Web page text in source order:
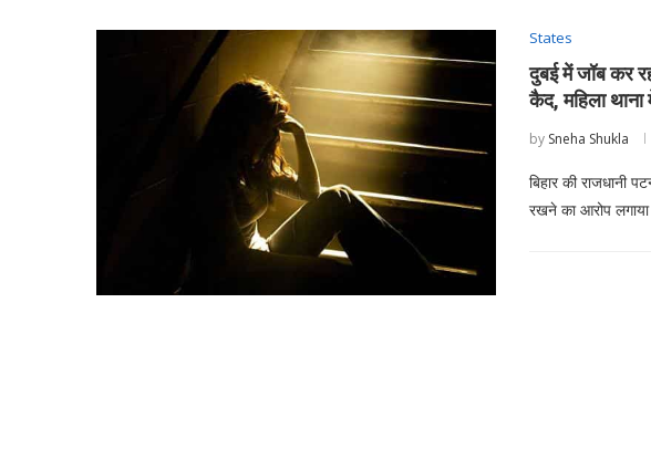
States
दुबई में जॉब कर
कैद, महिला थाना
by Sneha Shukla
बिहार की राजधानी
रखने का आरोप